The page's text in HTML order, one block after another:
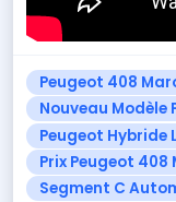
Peugeot 408
Nouveau Modèle
Peugeot Hybride
Prix Peugeot 408
Segment C